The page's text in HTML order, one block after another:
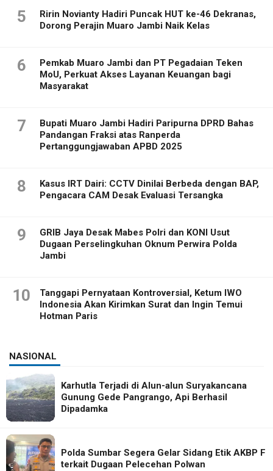
5
Ririn Novianty Hadiri Puncak HUT ke-46 Dekranas,
Dorong Perajin Muaro Jambi Naik Kelas
6
Pemkab Muaro Jambi dan PT Pegadaian Teken
MoU, Perkuat Akses Layanan Keuangan bagi
Masyarakat
7
Bupati Muaro Jambi Hadiri Paripurna DPRD Bahas
Pandangan Fraksi atas Ranperda
Pertanggungjawaban APBD 2025
8
Kasus IRT Dairi: CCTV Dinilai Berbeda dengan BAP,
Pengacara CAM Desak Evaluasi Tersangka
9
GRIB Jaya Desak Mabes Polri dan KONI Usut
Dugaan Perselingkuhan Oknum Perwira Polda
Jambi
10
Tanggapi Pernyataan Kontroversial, Ketum IWO
Indonesia Akan Kirimkan Surat dan Ingin Temui
Hotman Paris
NASIONAL
Karhutla Terjadi di Alun-alun Suryakancana
Gunung Gede Pangrango, Api Berhasil
Dipadamka
Polda Sumbar Segera Gelar Sidang Etik AKBP F
terkait Dugaan Pelecehan Polwan